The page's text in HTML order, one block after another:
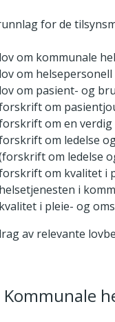
for de
lov om kommunale
lov om
lov om pasient- og
om
om en
om ledelse
om ledelse
om kvalitet i
helsetjenesten i
kvalitet i pleie- og
av relevante
Kommunale